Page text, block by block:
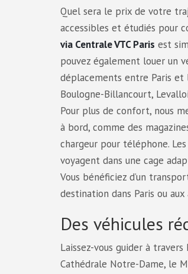
Quel sera le prix de votre
accessibles et étudiés pour
via Centrale VTC Paris est
pouvez également louer un
déplacements entre Paris et
Boulogne-Billancourt,
Pour plus de confort, nous
à bord, comme des
chargeur pour téléphone.
voyagent dans une cage
Vous bénéficiez d’un
destination dans Paris ou aux
Des véhicules
Laissez-vous guider à
Cathédrale Notre-Dame, le